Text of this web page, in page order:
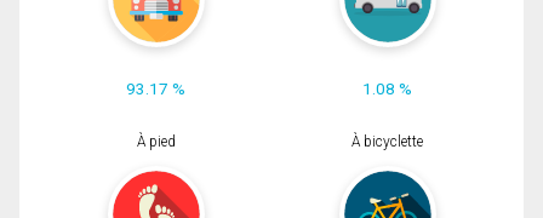
93.17 % 1.08 %
À pied À bicyclette